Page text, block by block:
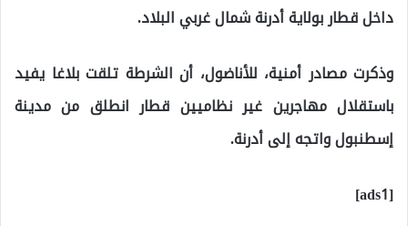
داخل قطار بولاية أدرنة شمال غربي البلاد.
وذكرت مصادر أمنية، للأناضول، أن الشرطة تلقت بلاغا يفيد
باستقلال مهاجرين غير نظاميين قطار انطلق من مدينة
إسطنبول واتجه إلى أدرنة.
[ads1]